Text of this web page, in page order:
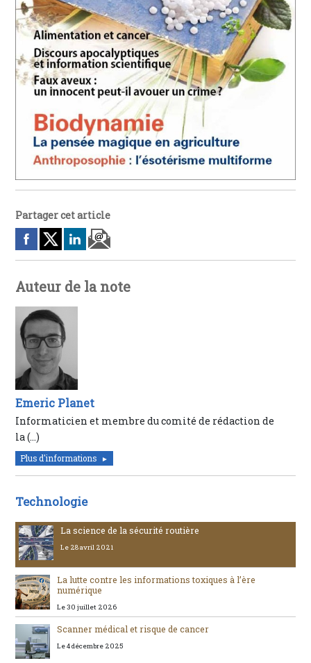
Partager cet article
Auteur de la note
Emeric Planet
Informaticien et membre du comité de rédaction de
la (…)
Plus d'informations
Technologie
La science de la sécurité routière
Le 28 avril 2021
La lutte contre les informations toxiques à l’ère
numérique
Le 30 juillet 2026
Scanner médical et risque de cancer
Le 4 décembre 2025